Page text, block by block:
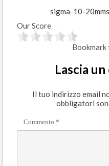
sigma-10-20mm
Our Score
Lascia
Il tuo indirizzo email
obbligatori
Commento *